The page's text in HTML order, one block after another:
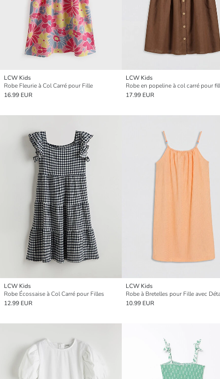
LCW Kids
Robe Fleurie à Col Carré pour Fille
16.99 EUR
LCW Kids
Robe en popeline à col carré pour
17.99 EUR
LCW Kids
Robe Écossaise à Col Carré pour Filles
12.99 EUR
LCW Kids
Robe à Bretelles pour Fille avec
10.99 EUR